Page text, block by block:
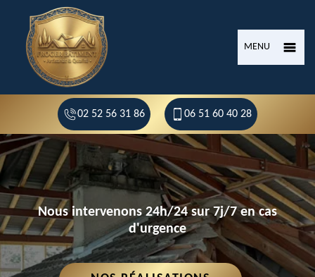
MENU
02 52 56 31 86 06 51 60 40 28
Nous intervenons 24h/24 sur 7j/7 en cas
d'urgence